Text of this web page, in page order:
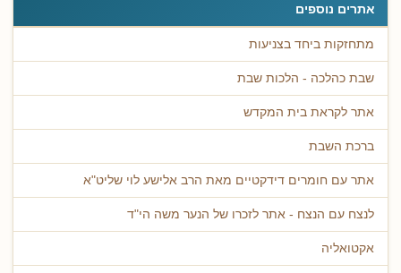
אתרים נוספים
מתחזקות ביחד בצניעות
שבת כהלכה - הלכות שבת
אתר לקראת בית המקדש
ברכת השבת
אתר עם חומרים דידקטיים מאת הרב אלישע לוי שליט"א
לנצח עם הנצח - אתר לזכרו של הנער משה הי"ד
אקטואליה